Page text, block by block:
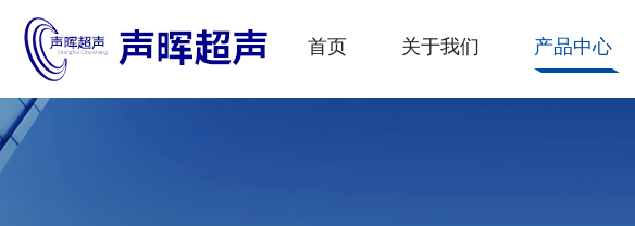
首页 关于我们 产品中心